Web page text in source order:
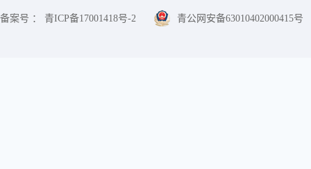
备案号 ： 青ICP备17001418号-2 青公网安备63010402000415号